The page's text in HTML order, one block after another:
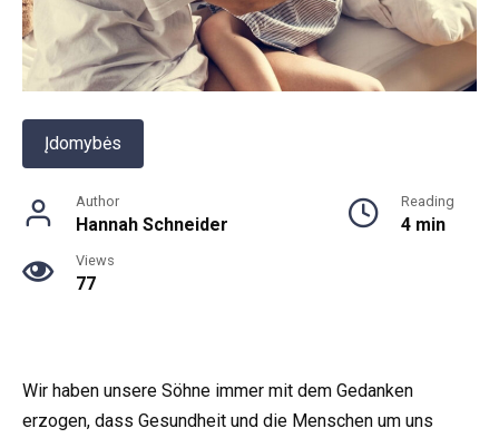
Įdomybės
Author
Hannah Schneider
Reading
4 min
Views
77
Wir haben unsere Söhne immer mit dem Gedanken
erzogen, dass Gesundheit und die Menschen um uns